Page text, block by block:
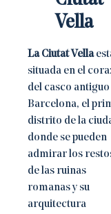
Vella
La Ciutat Vella
situada en el
del casco antiguo
Barcelona, el
distrito de la
donde se pueden
admirar los
de las ruinas
romanas y su
arquitectura